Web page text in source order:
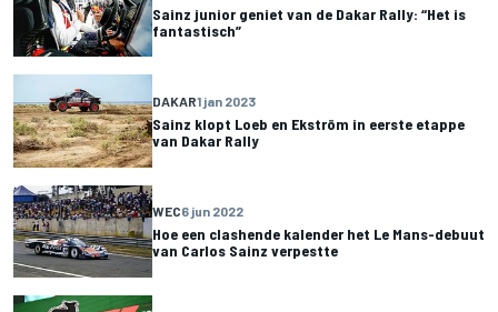
Sainz junior geniet van de Dakar Rally: “Het is
fantastisch”
DAKAR1 jan 2023
Sainz klopt Loeb en Ekström in eerste etappe
van Dakar Rally
WEC6 jun 2022
Hoe een clashende kalender het Le Mans-debuut
van Carlos Sainz verpestte